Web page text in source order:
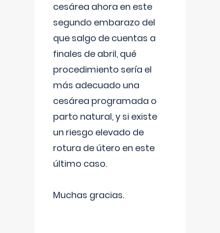
cesárea ahora en este
segundo embarazo del
que salgo de cuentas a
finales de abril, qué
procedimiento sería el
más adecuado una
cesárea programada o
parto natural, y si existe
un riesgo elevado de
rotura de útero en este
último caso.
Muchas gracias.